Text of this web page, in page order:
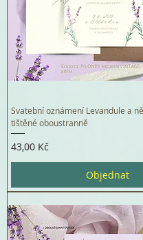
Svatební oznámení Levandule a
tištěné oboustranně
Cena
43,00 Kč
Objednat